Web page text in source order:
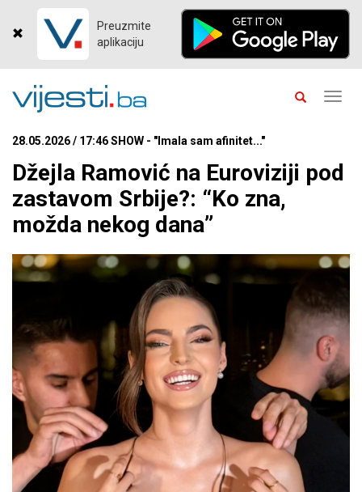
Preuzmite
aplikaciju
28.05.2026 / 17:46 SHOW - "Imala sam afinitet..."
Džejla Ramović na Euroviziji pod
zastavom Srbije?: “Ko zna,
možda nekog dana”